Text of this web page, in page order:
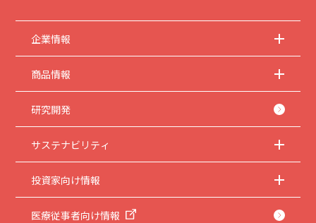
企業情報
商品情報
研究開発
サステナビリティ
投資家向け情報
医療従事者向け情報